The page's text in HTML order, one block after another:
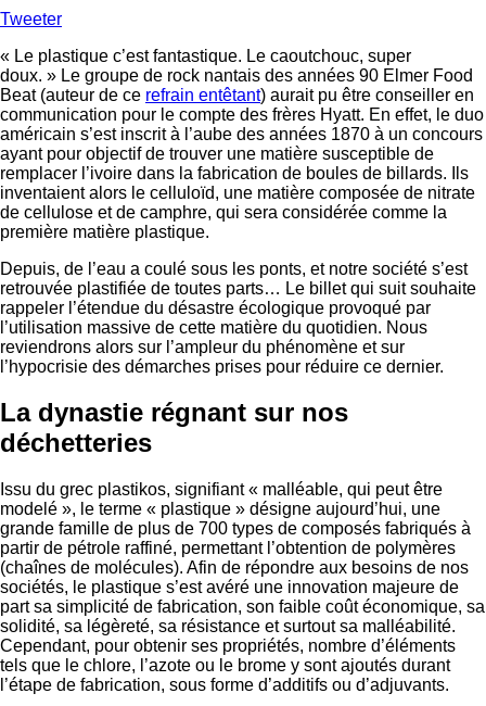
Tweeter
« Le plastique c’est fantastique. Le caoutchouc, super
doux. » Le groupe de rock nantais des années 90 Elmer Food
Beat (auteur de ce refrain entêtant) aurait pu être conseiller en
communication pour le compte des frères Hyatt. En effet, le duo
américain s’est inscrit à l’aube des années 1870 à un concours
ayant pour objectif de trouver une matière susceptible de
remplacer l’ivoire dans la fabrication de boules de billards. Ils
inventaient alors le celluloïd, une matière composée de nitrate
de cellulose et de camphre, qui sera considérée comme la
première matière plastique.
Depuis, de l’eau a coulé sous les ponts, et notre société s’est
retrouvée plastifiée de toutes parts… Le billet qui suit souhaite
rappeler l’étendue du désastre écologique provoqué par
l’utilisation massive de cette matière du quotidien. Nous
reviendrons alors sur l’ampleur du phénomène et sur
l’hypocrisie des démarches prises pour réduire ce dernier.
La dynastie régnant sur nos
déchetteries
Issu du grec plastikos, signifiant « malléable, qui peut être
modelé », le terme « plastique » désigne aujourd’hui, une
grande famille de plus de 700 types de composés fabriqués à
partir de pétrole raffiné, permettant l’obtention de polymères
(chaînes de molécules). Afin de répondre aux besoins de nos
sociétés, le plastique s’est avéré une innovation majeure de
part sa simplicité de fabrication, son faible coût économique, sa
solidité, sa légèreté, sa résistance et surtout sa malléabilité.
Cependant, pour obtenir ses propriétés, nombre d’éléments
tels que le chlore, l’azote ou le brome y sont ajoutés durant
l’étape de fabrication, sous forme d’additifs ou d’adjuvants.